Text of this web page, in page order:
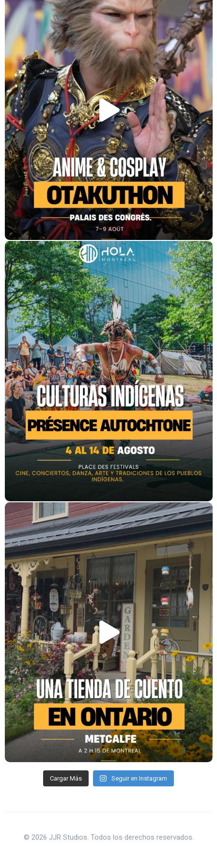
Cargar Más Seguir en Instagram
© 2026 JJR Studios. Todos los derechos reservados.